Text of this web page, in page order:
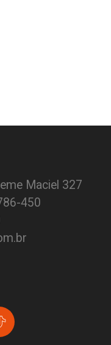
Maciel 327
450